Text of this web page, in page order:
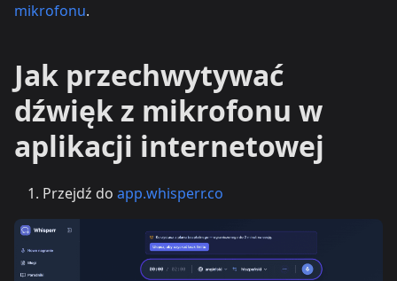
mikrofonu.
Jak przechwytywać
dźwięk z mikrofonu w
aplikacji internetowej
Przejdź do app.whisperr.co